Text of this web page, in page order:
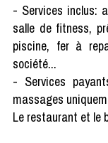
- Services inclus:
salle de fitness,
piscine, fer à
société...
- Services
massages
Le restaurant et le